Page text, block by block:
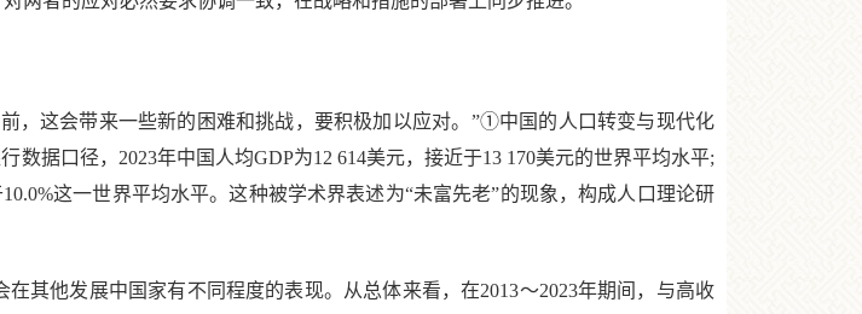
这会带来一些新的困难和挑战，要积极加以应对。”①中国的人口转变与现代化
据口径，2023年中国人均GDP为12 614美元，接近于13 170美元的世界平均水平;
这一世界平均水平。这种被学术界表述为“未富先老”的现象，构成人口理论研
他发展中国家有不同程度的表现。从总体来看，在2013～2023年期间，与高收